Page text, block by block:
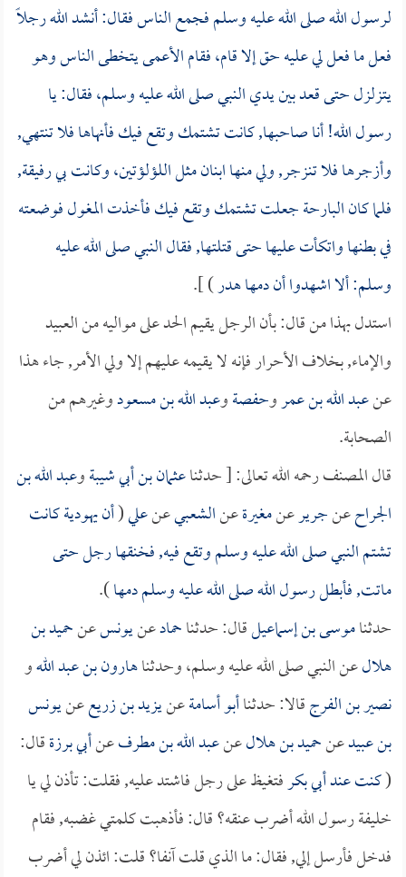
لرسول الله صلى الله عليه وسلم فجمع الناس فقال: أنشد الله رجلاً
فعل ما فعل لي عليه حق إلا قام، فقام الأعمى يتخطى الناس وهو
يتزلزل حتى قعد بين يدي النبي صلى الله عليه وسلم، فقال: يا
رسول الله! أنا صاحبها, كانت تشتمك وتقع فيك فأنهاها فلا تنتهي,
وأزجرها فلا تنزجر, ولي منها ابنان مثل اللؤلؤتين، وكانت بي رفيقة,
فلما كان البارحة جعلت تشتمك وتقع فيك فأخذت المغول فوضعته
في بطنها واتكأت عليها حتى قتلتها, فقال النبي صلى الله عليه
وسلم: ألا اشهدوا أن دمها هدر) ].
استدل بهذا من قال: بأن الرجل يقيم الحد على مواليه من العبيد
والإماء, بخلاف الأحرار فإنه لا يقيمه عليهم إلا ولي الأمر, جاء هذا
عنعبد الله بن عمروحفصةوعبد الله بن مسعودوغيرهم من
الصحابة.
قال المصنف رحمه الله تعالى: [ حدثناعثمان بن أبي شيبةوعبد الله بن
الجراحعنجريرعنمغيرةعنالشعبيعنعلي(أن يهودية كانت
تشتم النبي صلى الله عليه وسلم وتقع فيه, فخنقها رجل حتى
ماتت, فأبطل رسول الله صلى الله عليه وسلم دمها).
حدثناموسى بن إسماعيلقال: حدثناحمادعنيونسعنحميد بن
هلالعن النبي صلى الله عليه وسلم، وحدثناهارون بن عبد اللهو
نصير بن الفرجقالا: حدثناأبو أسامةعنيزيد بن زريععنيونس
بن عبيدعنحميد بن هلالعنعبد الله بن مطرفعنأبي برزةقال:
(كنت عندأبي بكرفتغيظ على رجل فاشتد عليه, فقلت: تأذن لي يا
خليفة رسول الله أضرب عنقه؟ قال: فأذهبت كلمتي غضبه, فقام
فدخل فأرسل إلي, فقال: ما الذي قلت آنفا؟ قلت: ائذن لي أضرب